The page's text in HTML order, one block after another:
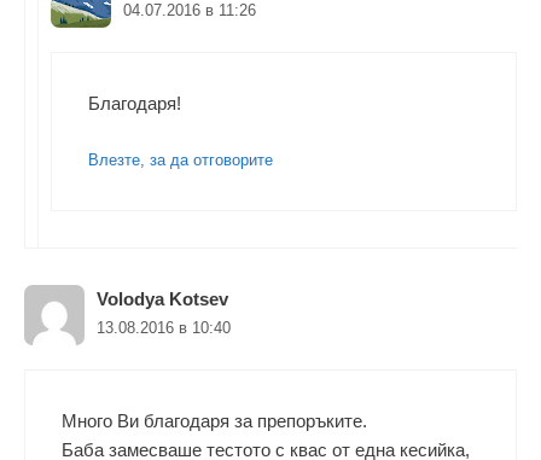
04.07.2016 в 11:26
Благодаря!
Влезте, за да отговорите
Volodya Kotsev
13.08.2016 в 10:40
Много Ви благодаря за препоръките.
Баба замесваше тестото с квас от една кесийка,